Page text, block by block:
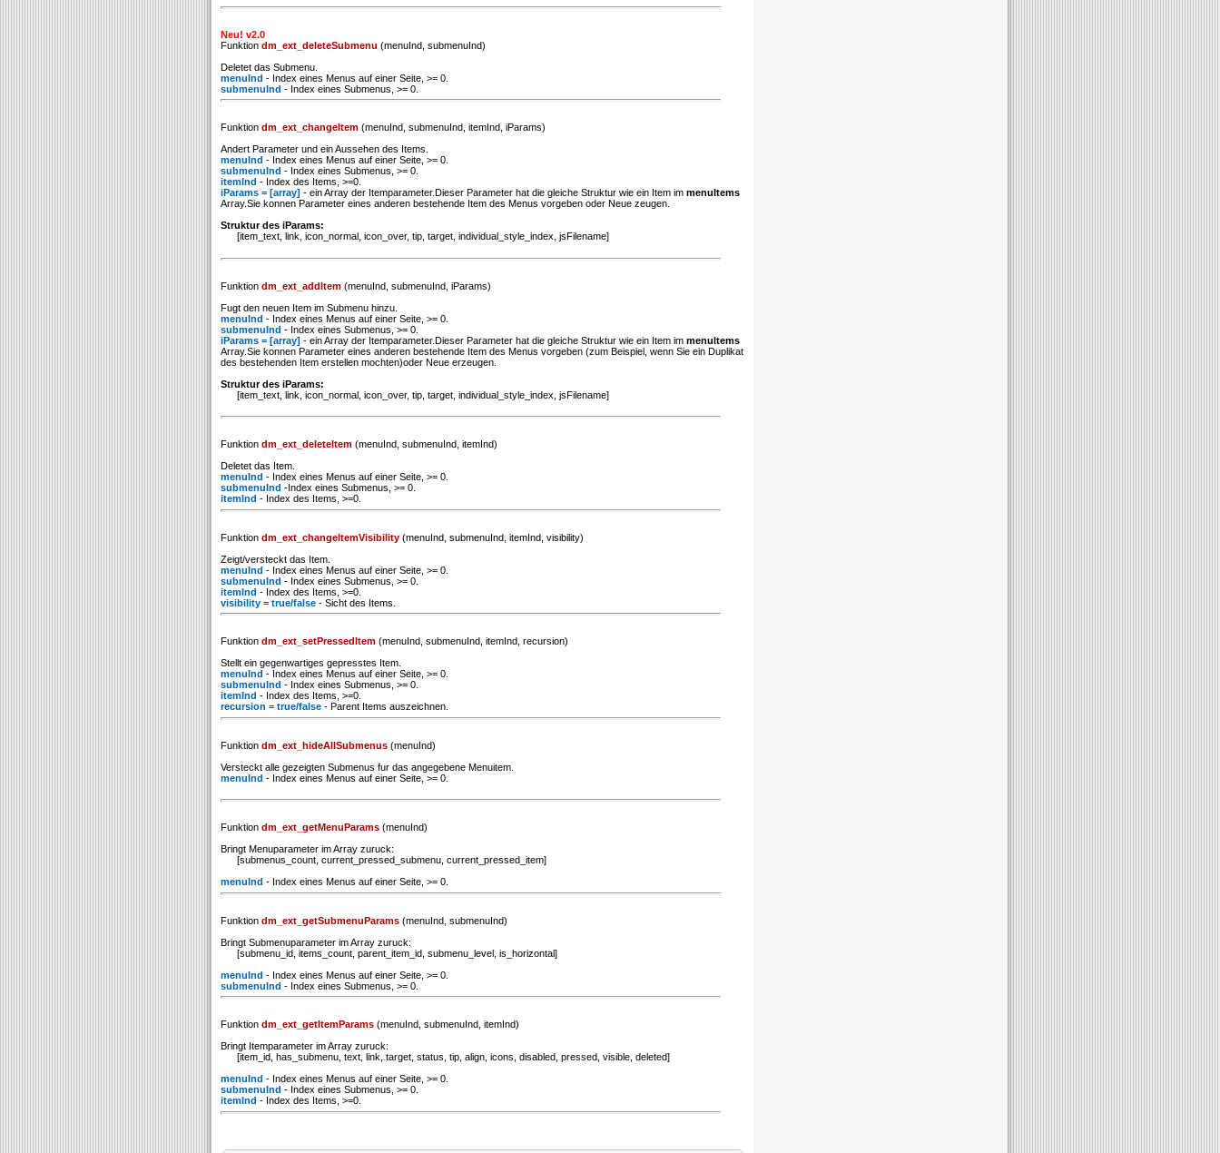
Neu! v2.0
Funktion dm_ext_deleteSubmenu (menuInd, submenuInd)
Deletet das Submenu.
menuInd - Index eines Menus auf einer Seite, >= 0.
submenuInd - Index eines Submenus, >= 0.
Funktion dm_ext_changeItem (menuInd, submenuInd, itemInd, iParams)
Andert Parameter und ein Aussehen des Items.
menuInd - Index eines Menus auf einer Seite, >= 0.
submenuInd - Index eines Submenus, >= 0.
itemInd - Index des Items, >=0.
iParams = [array] - ein Array der Itemparameter.Dieser Parameter hat die gleiche Struktur wie ein Item im menuItems
Array.Sie konnen Parameter eines anderen bestehende Item des Menus vorgeben oder Neue zeugen.
Struktur des iParams:
[item_text, link, icon_normal, icon_over, tip, target, individual_style_index, jsFilename]
Funktion dm_ext_addItem (menuInd, submenuInd, iParams)
Fugt den neuen Item im Submenu hinzu.
menuInd - Index eines Menus auf einer Seite, >= 0.
submenuInd - Index eines Submenus, >= 0.
iParams = [array] - ein Array der Itemparameter.Dieser Parameter hat die gleiche Struktur wie ein Item im menuItems
Array.Sie konnen Parameter eines anderen bestehende Item des Menus vorgeben (zum Beispiel, wenn Sie ein Duplikat
des bestehenden Item erstellen mochten)oder Neue erzeugen.
Struktur des iParams:
[item_text, link, icon_normal, icon_over, tip, target, individual_style_index, jsFilename]
Funktion dm_ext_deleteItem (menuInd, submenuInd, itemInd)
Deletet das Item.
menuInd - Index eines Menus auf einer Seite, >= 0.
submenuInd -Index eines Submenus, >= 0.
itemInd - Index des Items, >=0.
Funktion dm_ext_changeItemVisibility (menuInd, submenuInd, itemInd, visibility)
Zeigt/versteckt das Item.
menuInd - Index eines Menus auf einer Seite, >= 0.
submenuInd - Index eines Submenus, >= 0.
itemInd - Index des Items, >=0.
visibility = true/false - Sicht des Items.
Funktion dm_ext_setPressedItem (menuInd, submenuInd, itemInd, recursion)
Stellt ein gegenwartiges gepresstes Item.
menuInd - Index eines Menus auf einer Seite, >= 0.
submenuInd - Index eines Submenus, >= 0.
itemInd - Index des Items, >=0.
recursion = true/false - Parent Items auszeichnen.
Funktion dm_ext_hideAllSubmenus (menuInd)
Versteckt alle gezeigten Submenus fur das angegebene Menuitem.
menuInd - Index eines Menus auf einer Seite, >= 0.
Funktion dm_ext_getMenuParams (menuInd)
Bringt Menuparameter im Array zuruck:
[submenus_count, current_pressed_submenu, current_pressed_item]
menuInd - Index eines Menus auf einer Seite, >= 0.
Funktion dm_ext_getSubmenuParams (menuInd, submenuInd)
Bringt Submenuparameter im Array zuruck:
[submenu_id, items_count, parent_item_id, submenu_level, is_horizontal]
menuInd - Index eines Menus auf einer Seite, >= 0.
submenuInd - Index eines Submenus, >= 0.
Funktion dm_ext_getItemParams (menuInd, submenuInd, itemInd)
Bringt Itemparameter im Array zuruck:
[item_id, has_submenu, text, link, target, status, tip, align, icons, disabled, pressed, visible, deleted]
menuInd - Index eines Menus auf einer Seite, >= 0.
submenuInd - Index eines Submenus, >= 0.
itemInd - Index des Items, >=0.